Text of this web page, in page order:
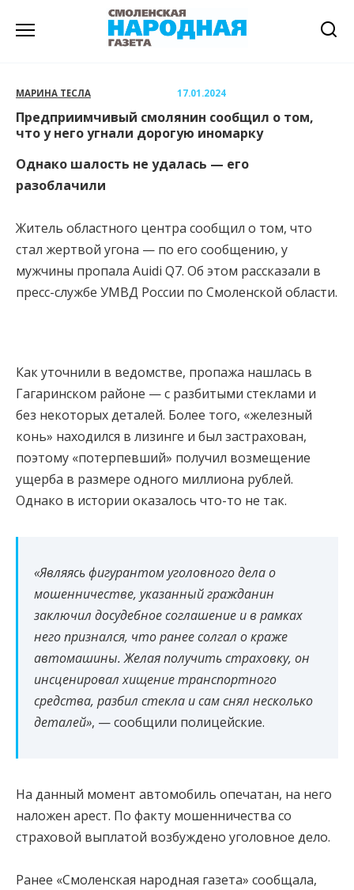
МАРИНА ТЕСЛА 17.01.2024
Предприимчивый смолянин сообщил о том,
что у него угнали дорогую иномарку
Однако шалость не удалась — его
разоблачили
Житель областного центра сообщил о том, что
стал жертвой угона — по его сообщению, у
мужчины пропала Auidi Q7. Об этом рассказали в
пресс-службе УМВД России по Смоленской области.
Как уточнили в ведомстве, пропажа нашлась в
Гагаринском районе — с разбитыми стеклами и
без некоторых деталей. Более того, «железный
конь» находился в лизинге и был застрахован,
поэтому «потерпевший» получил возмещение
ущерба в размере одного миллиона рублей.
Однако в истории оказалось что-то не так.
«Являясь фигурантом уголовного дела о
мошенничестве, указанный гражданин
заключил досудебное соглашение и в рамках
него признался, что ранее солгал о краже
автомашины. Желая получить страховку, он
инсценировал хищение транспортного
средства, разбил стекла и сам снял несколько
деталей», — сообщили полицейские.
На данный момент автомобиль опечатан, на него
наложен арест. По факту мошенничества со
страховой выплатой возбуждено уголовное дело.
Ранее «Смоленская народная газета» сообщала,